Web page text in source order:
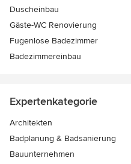
Duscheinbau
Gäste-WC Renovierung
Fugenlose Badezimmer
Badezimmereinbau
Expertenkategorie
Architekten
Badplanung & Badsanierung
Bauunternehmen